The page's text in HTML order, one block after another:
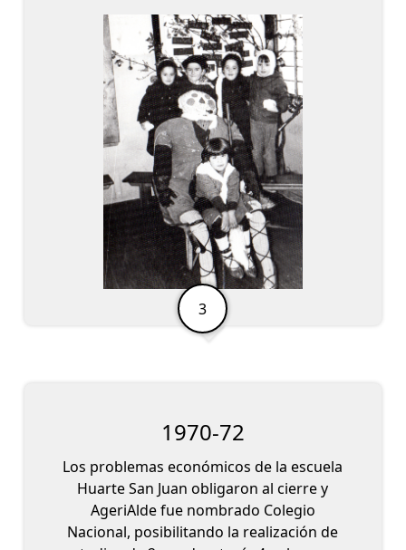
1970-72
Los problemas económicos de la escuela
Huarte San Juan obligaron al cierre y
AgeriAlde fue nombrado Colegio
Nacional, posibilitando la realización de